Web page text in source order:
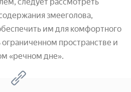
змееголова,
им для комфортного
пространстве и
«речном дне».